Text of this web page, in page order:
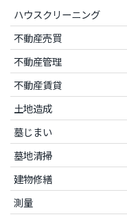
ハウスクリーニング
不動産売買
不動産管理
不動産賃貸
土地造成
墓じまい
墓地清掃
建物修繕
測量